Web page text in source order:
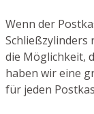
Wenn der
Schließzylinders
die Möglichkeit,
haben wir eine
für jeden